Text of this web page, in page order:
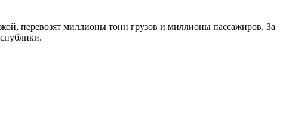
перевозят миллионы тонн грузов и миллионы пассажиров. За